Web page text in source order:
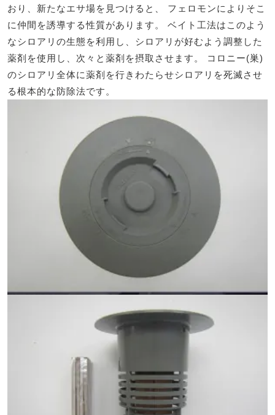
おり、新たなエサ場を見つけると、 フェロモンによりそこ
に仲間を誘導する性質があります。 ベイト工法はこのよう
なシロアリの生態を利用し、シロアリが好むよう調整した
薬剤を使用し、次々と薬剤を摂取させます。 コロニー(巣)
のシロアリ全体に薬剤を行きわたらせシロアリを死滅させ
る根本的な防除法です。